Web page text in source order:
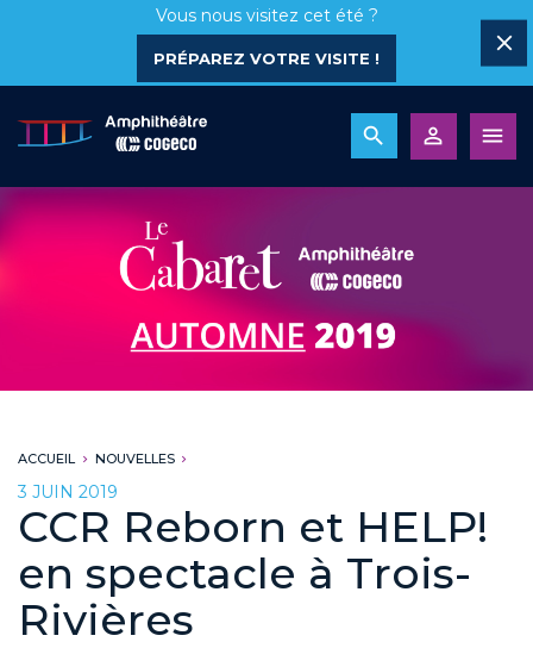
Vous nous visitez cet été ?
PRÉPAREZ VOTRE VISITE !
ACCUEIL NOUVELLES
3 JUIN 2019
CCR Reborn et HELP!
en spectacle à Trois-
Rivières